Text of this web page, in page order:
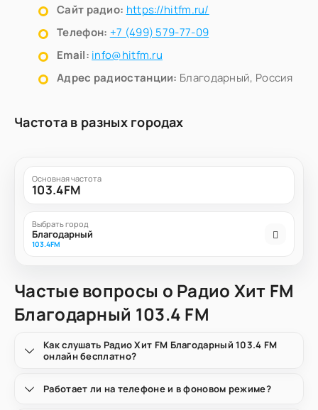
Сайт радио: https://hitfm.ru/
Телефон: +7 (499) 579-77-09
Email: info@hitfm.ru
Адрес радиостанции: Благодарный, Россия
Частота в разных городах
Основная частота
103.4FM
Выбрать город
Благодарный
103.4FM
Частые вопросы о Радио Хит FM
Благодарный 103.4 FM
Как слушать Радио Хит FM Благодарный 103.4 FM
онлайн бесплатно?
Работает ли на телефоне и в фоновом режиме?